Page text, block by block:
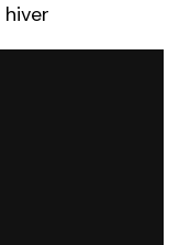
hiver